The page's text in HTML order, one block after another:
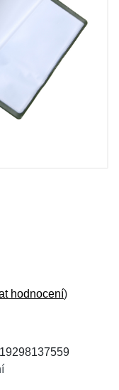
hodnocení)